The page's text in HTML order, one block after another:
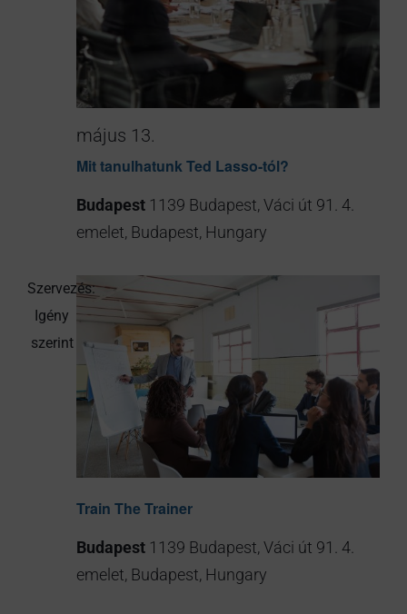
május 13.
Mit tanulhatunk Ted Lasso-tól?
Budapest 1139 Budapest, Váci út 91. 4.
emelet, Budapest, Hungary
Train The Trainer
Budapest 1139 Budapest, Váci út 91. 4.
emelet, Budapest, Hungary